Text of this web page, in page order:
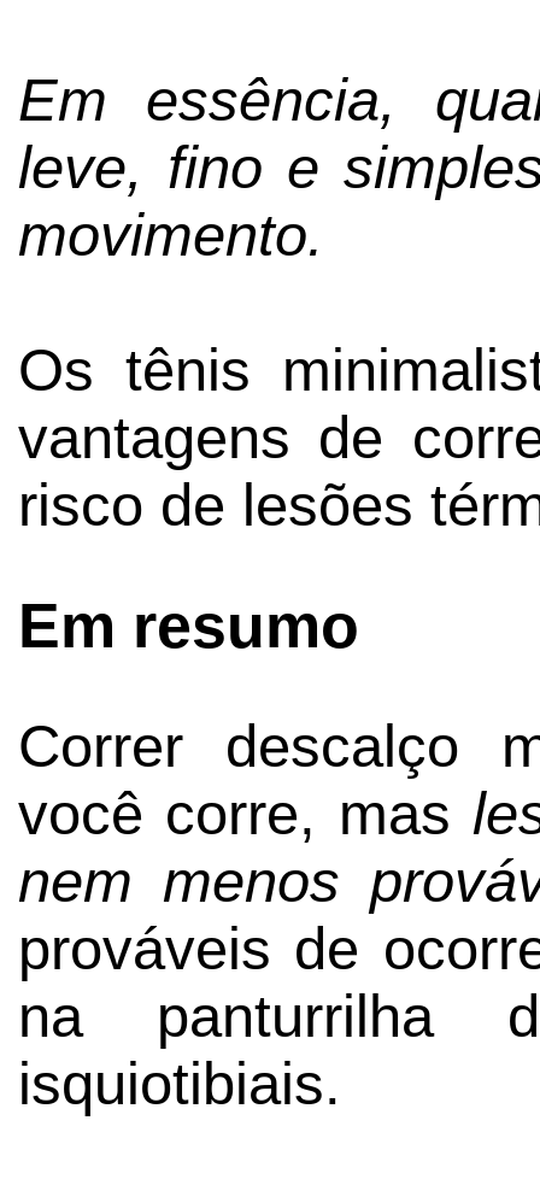
Em essência,
leve, fino e
movimento.
Os tênis
vantagens de
risco de lesões
Em resumo
Correr descalço
você corre, mas
nem menos
prováveis de
na
isquiotibiais.